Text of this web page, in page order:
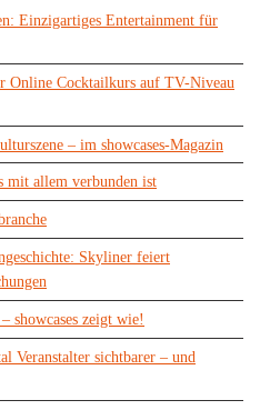
Einzigartiges Entertainment für
Online Cocktailkurs auf TV-Niveau
– im showcases-Magazin
mit allem verbunden ist
Skyliner feiert
showcases zeigt wie!
Veranstalter sichtbarer – und